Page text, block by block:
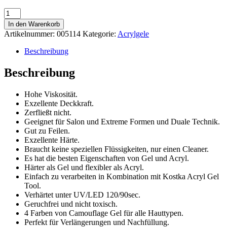
Acryl
Gel
Cover
1
Menge
In den Warenkorb
Artikelnummer: 005114 Kategorie: Acrylgele
Beschreibung
Beschreibung
Hohe Viskosität.
Exzellente Deckkraft.
Zerfließt nicht.
Geeignet für Salon und Extreme Formen und Duale Technik.
Gut zu Feilen.
Exzellente Härte.
Braucht keine speziellen Flüssigkeiten, nur einen Cleaner.
Es hat die besten Eigenschaften von Gel und Acryl.
Härter als Gel und flexibler als Acryl.
Einfach zu verarbeiten in Kombination mit Kostka Acryl Gel
Tool.
Verhärtet unter UV/LED 120/90sec.
Geruchfrei und nicht toxisch.
4 Farben von Camouflage Gel für alle Hauttypen.
Perfekt für Verlängerungen und Nachfüllung.